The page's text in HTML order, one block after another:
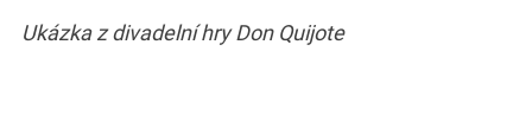
Ukázka z divadelní hry Don Quijote